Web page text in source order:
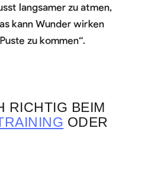
langsamer zu atmen,
kann Wunder wirken
zu kommen“.
RICHTIG BEIM
ODER